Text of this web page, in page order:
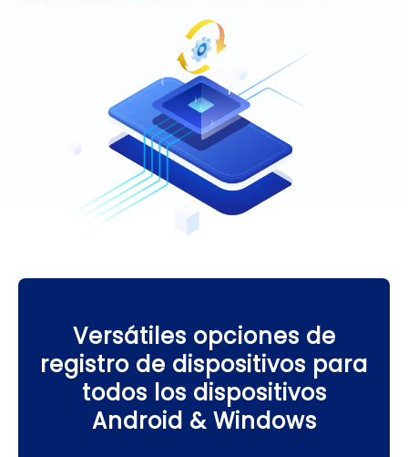
Versátiles opciones de
registro de dispositivos para
todos los dispositivos
Android & Windows